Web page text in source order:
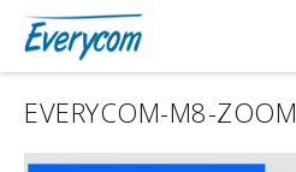
EVERYCOM-M8-ZOOM